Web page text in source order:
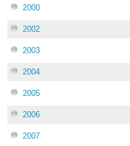
2000
2002
2003
2004
2005
2006
2007